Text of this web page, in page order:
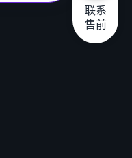
联系
售前